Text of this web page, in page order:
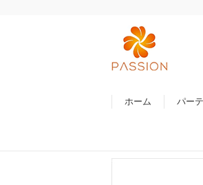
ホーム パー